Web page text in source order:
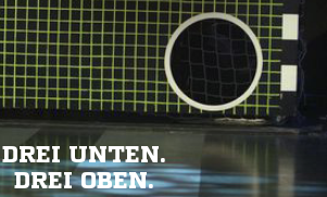
DREI UNTEN.
DREI OBEN.